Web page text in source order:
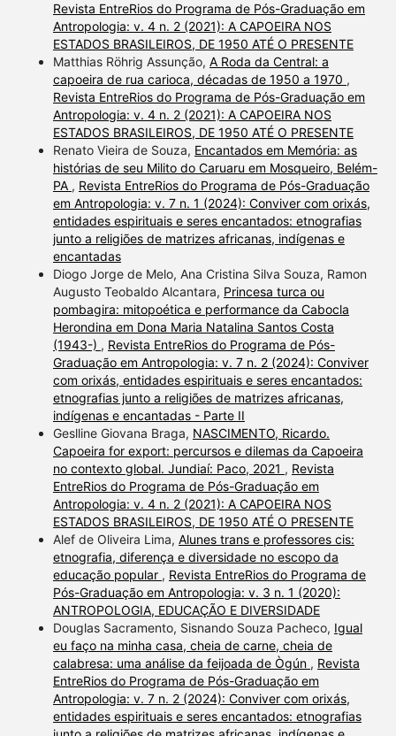
Revista EntreRios do Programa de Pós-Graduação em
Antropologia: v. 4 n. 2 (2021): A CAPOEIRA NOS
ESTADOS BRASILEIROS, DE 1950 ATÉ O PRESENTE
Matthias Röhrig Assunção, A Roda da Central: a
capoeira de rua carioca, décadas de 1950 a 1970 ,
Revista EntreRios do Programa de Pós-Graduação em
Antropologia: v. 4 n. 2 (2021): A CAPOEIRA NOS
ESTADOS BRASILEIROS, DE 1950 ATÉ O PRESENTE
Renato Vieira de Souza, Encantados em Memória: as
histórias de seu Milito do Caruaru em Mosqueiro, Belém-
PA , Revista EntreRios do Programa de Pós-Graduação
em Antropologia: v. 7 n. 1 (2024): Conviver com orixás,
entidades espirituais e seres encantados: etnografias
junto a religiões de matrizes africanas, indígenas e
encantadas
Diogo Jorge de Melo, Ana Cristina Silva Souza, Ramon
Augusto Teobaldo Alcantara, Princesa turca ou
pombagira: mitopoética e performance da Cabocla
Herondina em Dona Maria Natalina Santos Costa
(1943-) , Revista EntreRios do Programa de Pós-
Graduação em Antropologia: v. 7 n. 2 (2024): Conviver
com orixás, entidades espirituais e seres encantados:
etnografias junto a religiões de matrizes africanas,
indígenas e encantadas - Parte II
Geslline Giovana Braga, NASCIMENTO, Ricardo.
Capoeira for export: percursos e dilemas da Capoeira
no contexto global. Jundiaí: Paco, 2021 , Revista
EntreRios do Programa de Pós-Graduação em
Antropologia: v. 4 n. 2 (2021): A CAPOEIRA NOS
ESTADOS BRASILEIROS, DE 1950 ATÉ O PRESENTE
Alef de Oliveira Lima, Alunes trans e professores cis:
etnografia, diferença e diversidade no escopo da
educação popular , Revista EntreRios do Programa de
Pós-Graduação em Antropologia: v. 3 n. 1 (2020):
ANTROPOLOGIA, EDUCAÇÃO E DIVERSIDADE
Douglas Sacramento, Sisnando Souza Pacheco, Igual
eu faço na minha casa, cheia de carne, cheia de
calabresa: uma análise da feijoada de Ògún , Revista
EntreRios do Programa de Pós-Graduação em
Antropologia: v. 7 n. 2 (2024): Conviver com orixás,
entidades espirituais e seres encantados: etnografias